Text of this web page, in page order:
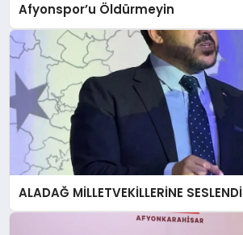
Afyonspor’u Öldürmeyin
ALADAĞ MİLLETVEKİLLERİNE SESLENDİ